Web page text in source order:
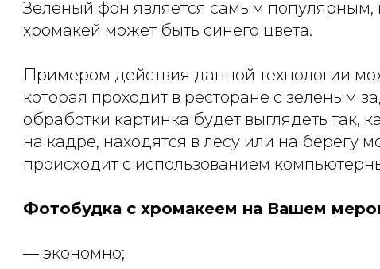
Зеленый фон является самым популярным,
хромакей может быть синего цвета.
Примером действия данной технологии
которая проходит в ресторане с зеленым
обработки картинка будет выглядеть так,
на кадре, находятся в лесу или на берегу
происходит с использованием
Фотобудка с хромакеем на Вашем
— экономно;